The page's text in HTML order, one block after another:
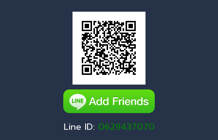
Line ID: 0629437070